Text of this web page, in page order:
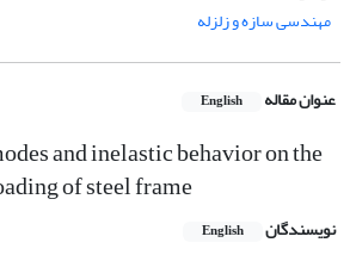
مهندسی سازه و زلزله
عنوان مقاله English
and inelastic behavior on the
of steel frame
نویسندگان English